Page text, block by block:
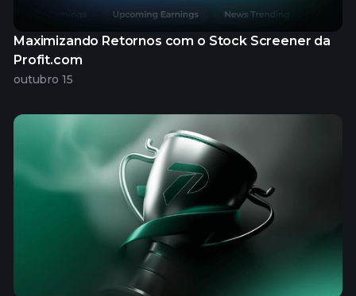
Maximizando Retornos com o Stock Screener da
Profit.com
outubro 15